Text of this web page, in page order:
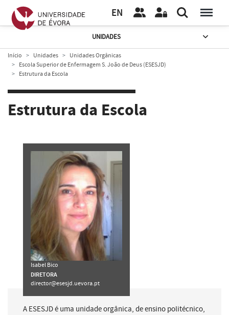
EN
UNIDADES
Início Unidades
Unidades Orgânicas
Escola Superior de Enfermagem S. João de Deus (ESESJD)
Estrutura da Escola
Estrutura da Escola
Isabel Bico
DIRETORA
director@esesjd.uevora.pt
A ESESJD é uma unidade orgânica, de ensino politécnico,